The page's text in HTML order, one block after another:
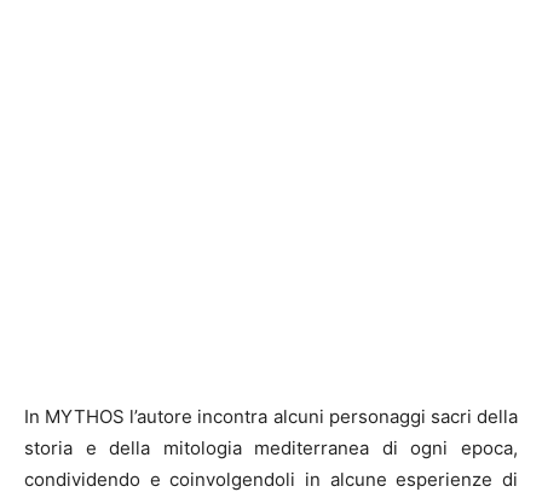
In MYTHOS l’autore incontra alcuni personaggi sacri della
storia e della mitologia mediterranea di ogni epoca,
condividendo e coinvolgendoli in alcune esperienze di